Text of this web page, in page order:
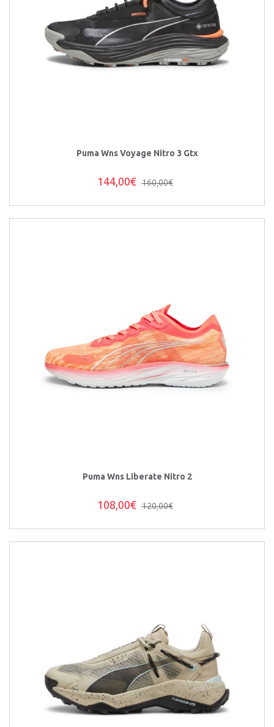
Puma Wns Voyage Nitro 3 Gtx
144,00€ 160,00€
Puma Wns Liberate Nitro 2
108,00€ 120,00€